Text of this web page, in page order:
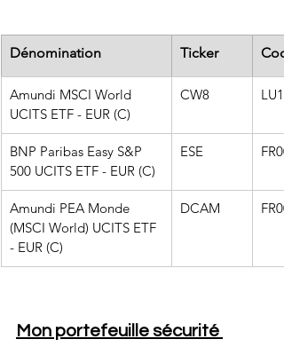
Dénomination Ticker
Amundi MSCI World
UCITS ETF - EUR (C)
CW8
BNP Paribas Easy S&P
500 UCITS ETF - EUR (C)
ESE
Amundi PEA Monde
(MSCI World) UCITS ETF
- EUR (C)
DCAM
Mon portefeuille sécurité